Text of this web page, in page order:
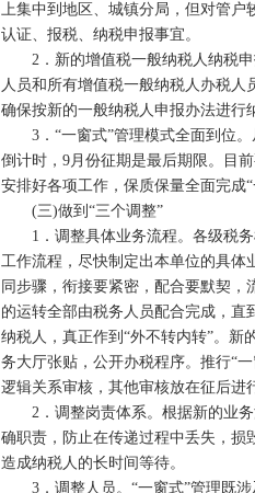
上集中到地区、城镇分局，但对管户
认证、报税、纳税申报事宜。
2．新的增值税一般纳税人纳税申
人员和所有增值税一般纳税人办税人
确保按新的一般纳税人申报办法进行
3．“一窗式”管理模式全面到位。
倒计时，9月份征期是最后期限。目
安排好各项工作，保质保量全面完成“
(三)做到“三个调整”
1．调整具体业务流程。各级税务
工作流程，尽快制定出本单位的具体
同步骤，衔接要紧密，配合要默契
的运转全部由税务人员配合完成，直
纳税人，真正作到“外不转内转”。新
务大厅张贴，公开办税程序。推行“
逻辑关系审核，其他审核放在征后进
2．调整岗责体系。根据新的业务
确职责，防止在传递过程中丢失，损
造成纳税人的长时间等待。
3．调整人员。“一窗式”管理既涉